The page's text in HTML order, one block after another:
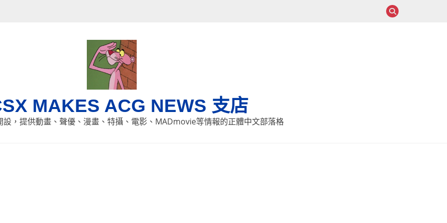
MAKES ACG NEWS 支店
設，提供動畫、聲優、漫畫、特攝、電影、MADmovie等情報的正體中文部落格